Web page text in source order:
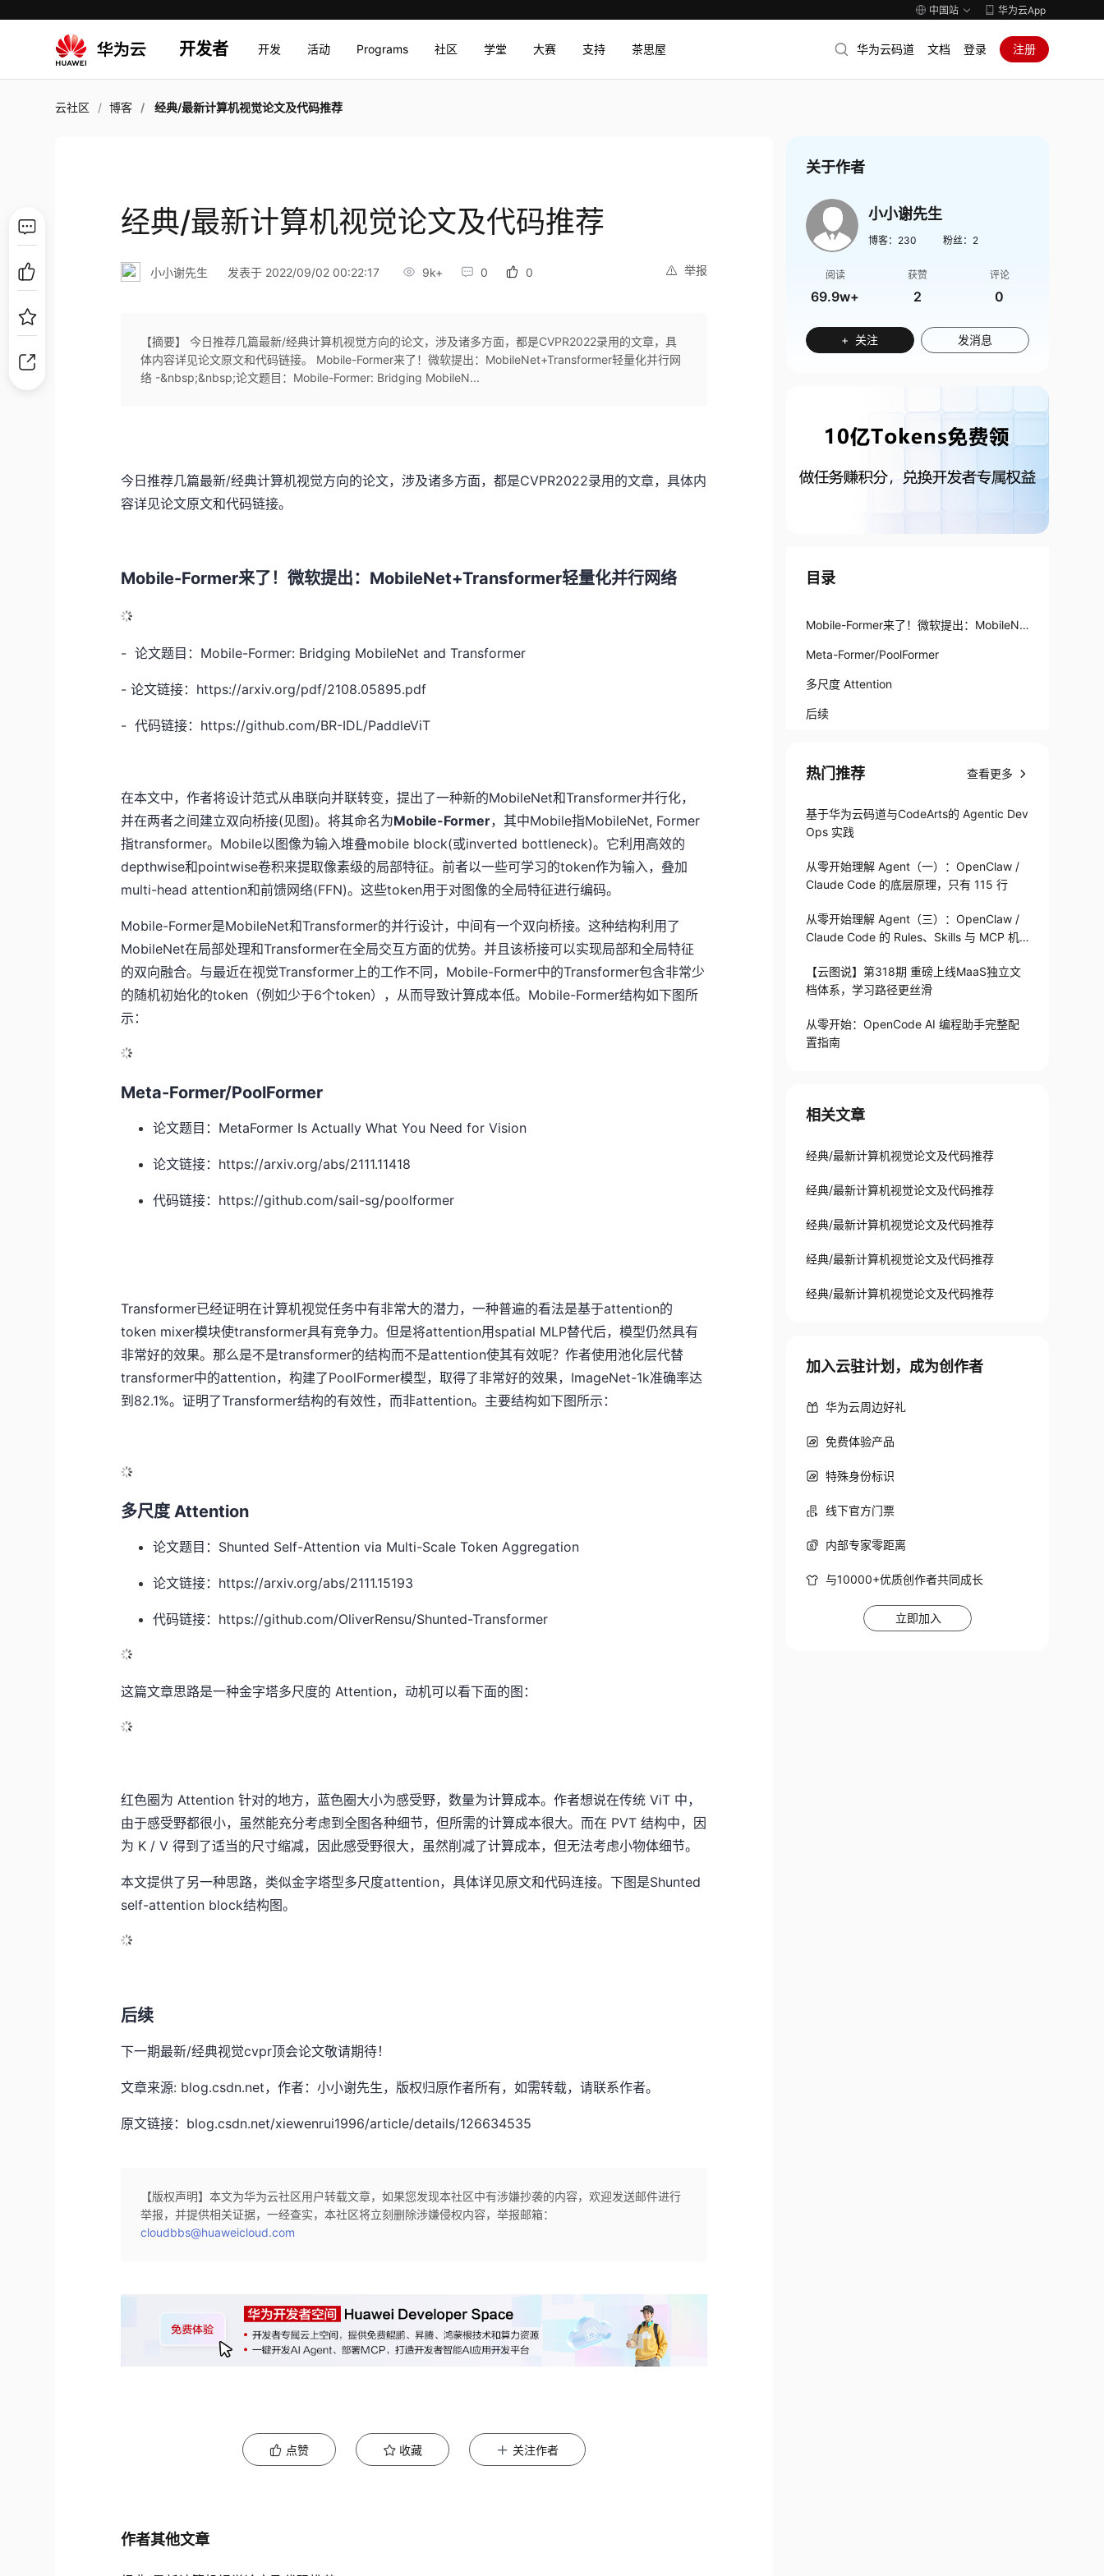
中国站 华为云App
开发者 开发 活动 Programs 社区 学堂 大赛 支持 茶思屋 华为云码道 文档 登录 注册
云社区 博客 经典/最新计算机视觉论文及代码推荐
经典/最新计算机视觉论文及代码推荐
举报
小小谢先生 发表于 2022/09/02 00:22:17 9k+ 0 0
【摘要】 今日推荐几篇最新/经典计算机视觉方向的论文，涉及诸多方面，都是CVPR2022录用的文章，具
体内容详见论文原文和代码链接。 Mobile-Former来了！微软提出：MobileNet+Transformer轻量化并行网
络 -&nbsp;&nbsp;论文题目：Mobile-Former: Bridging MobileN...
今日推荐几篇最新/经典计算机视觉方向的论文，涉及诸多方面，都是CVPR2022录用的文章，具体内
容详见论文原文和代码链接。
Mobile-Former来了！微软提出：MobileNet+Transformer轻量化并行网络
- 论文题目：Mobile-Former: Bridging MobileNet and Transformer
- 论文链接：https://arxiv.org/pdf/2108.05895.pdf
- 代码链接：https://github.com/BR-IDL/PaddleViT
在本文中，作者将设计范式从串联向并联转变，提出了一种新的MobileNet和Transformer并行化，
并在两者之间建立双向桥接(见图)。将其命名为Mobile-Former，其中Mobile指MobileNet, Former
指transformer。Mobile以图像为输入堆叠mobile block(或inverted bottleneck)。它利用高效的
depthwise和pointwise卷积来提取像素级的局部特征。前者以一些可学习的token作为输入，叠加
multi-head attention和前馈网络(FFN)。这些token用于对图像的全局特征进行编码。
Mobile-Former是MobileNet和Transformer的并行设计，中间有一个双向桥接。这种结构利用了
MobileNet在局部处理和Transformer在全局交互方面的优势。并且该桥接可以实现局部和全局特征
的双向融合。与最近在视觉Transformer上的工作不同，Mobile-Former中的Transformer包含非常少
的随机初始化的token（例如少于6个token），从而导致计算成本低。Mobile-Former结构如下图所
示：
Meta-Former/PoolFormer
论文题目：MetaFormer Is Actually What You Need for Vision
论文链接：https://arxiv.org/abs/2111.11418
代码链接：https://github.com/sail-sg/poolformer
Transformer已经证明在计算机视觉任务中有非常大的潜力，一种普遍的看法是基于attention的
token mixer模块使transformer具有竞争力。但是将attention用spatial MLP替代后，模型仍然具有
非常好的效果。那么是不是transformer的结构而不是attention使其有效呢？作者使用池化层代替
transformer中的attention，构建了PoolFormer模型，取得了非常好的效果，ImageNet-1k准确率达
到82.1%。证明了Transformer结构的有效性，而非attention。主要结构如下图所示：
多尺度 Attention
论文题目：Shunted Self-Attention via Multi-Scale Token Aggregation
论文链接：https://arxiv.org/abs/2111.15193
代码链接：https://github.com/OliverRensu/Shunted-Transformer
这篇文章思路是一种金字塔多尺度的 Attention，动机可以看下面的图：
红色圈为 Attention 针对的地方，蓝色圈大小为感受野，数量为计算成本。作者想说在传统 ViT 中，
由于感受野都很小，虽然能充分考虑到全图各种细节，但所需的计算成本很大。而在 PVT 结构中，因
为 K / V 得到了适当的尺寸缩减，因此感受野很大，虽然削减了计算成本，但无法考虑小物体细节。
本文提供了另一种思路，类似金字塔型多尺度attention，具体详见原文和代码连接。下图是Shunted
self-attention block结构图。
后续
下一期最新/经典视觉cvpr顶会论文敬请期待！
文章来源: blog.csdn.net，作者：小小谢先生，版权归原作者所有，如需转载，请联系作者。
原文链接：blog.csdn.net/xiewenrui1996/article/details/126634535
【版权声明】本文为华为云社区用户转载文章，如果您发现本社区中有涉嫌抄袭的内容，欢迎发送邮件进行
举报，并提供相关证据，一经查实，本社区将立刻删除涉嫌侵权内容，举报邮箱：
cloudbbs@huaweicloud.com
点赞 收藏 关注作者
作者其他文章
关于作者
小小谢先生
博客： 230 粉丝： 2
阅读
69.9w+
获赞
2
评论
0
+ 关注 发消息
目录
Mobile-Former来了！微软提出：MobileNe
t+Transformer轻量化并行网络
Meta-Former/PoolFormer
多尺度 Attention
后续
热门推荐 查看更多
基于华为云码道与CodeArts的 Agentic Dev
Ops 实践
从零开始理解 Agent（一）：OpenClaw /
Claude Code 的底层原理，只有 115 行
从零开始理解 Agent（三）：OpenClaw /
Claude Code 的 Rules、Skills 与 MCP 机
【云图说】第318期 重磅上线MaaS独立文
档体系，学习路径更丝滑
从零开始：OpenCode AI 编程助手完整配
置指南
相关文章
经典/最新计算机视觉论文及代码推荐
经典/最新计算机视觉论文及代码推荐
经典/最新计算机视觉论文及代码推荐
经典/最新计算机视觉论文及代码推荐
经典/最新计算机视觉论文及代码推荐
加入云驻计划，成为创作者
华为云周边好礼
免费体验产品
特殊身份标识
线下官方门票
内部专家零距离
与10000+优质创作者共同成长
立即加入